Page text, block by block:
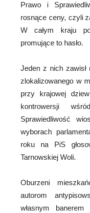
Prawo i
rosnące ceny, czyli
W całym kraju
promujące to hasło.
Jeden z nich zawisł
zlokalizowanego w
przy krajowej
kontrowersji
Sprawiedliwość
wyborach
roku na PiS
Tarnowskiej Woli.
Oburzeni
autorom
własnym